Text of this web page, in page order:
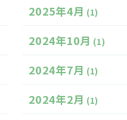
2025年4月 (1)
2024年10月 (1)
2024年7月 (1)
2024年2月 (1)